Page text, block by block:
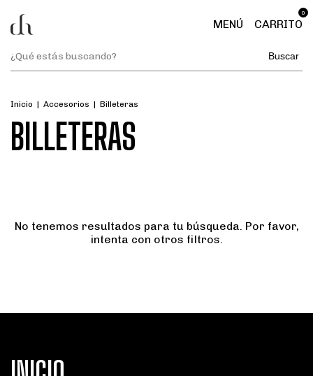
MENÚ CARRITO
0
Buscar
Inicio | Accesorios | Billeteras
BILLETERAS
No tenemos resultados para tu búsqueda. Por favor,
intenta con otros filtros.